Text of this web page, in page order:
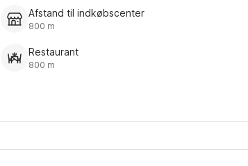
Afstand til indkøbscenter
800 m
Restaurant
800 m